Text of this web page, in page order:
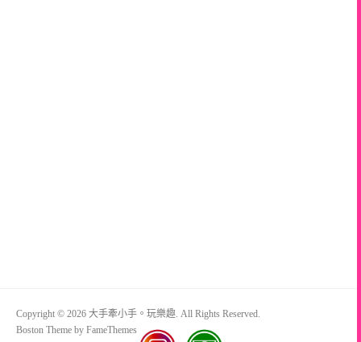
Copyright © 2026 大手牽小手。玩樂趣. All Rights Reserved.
Boston Theme by FameThemes